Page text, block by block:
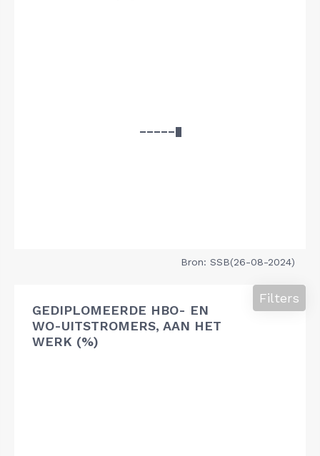
Bron: SSB(26-08-2024)
GEDIPLOMEERDE HBO- EN
WO-UITSTROMERS, AAN HET
WERK (%)
Filters